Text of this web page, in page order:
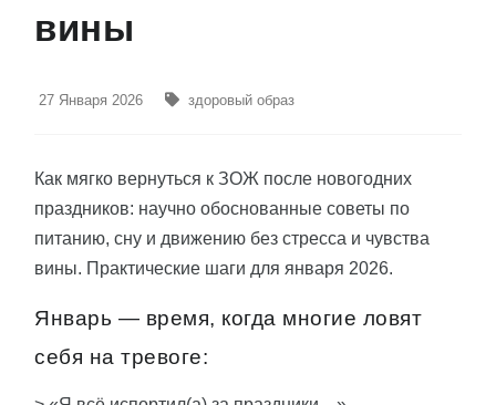
вины
27 Января 2026 здоровый образ
Как мягко вернуться к ЗОЖ после новогодних
праздников: научно обоснованные советы по
питанию, сну и движению без стресса и чувства
вины. Практические шаги для января 2026.
Январь — время, когда многие ловят
себя на тревоге: